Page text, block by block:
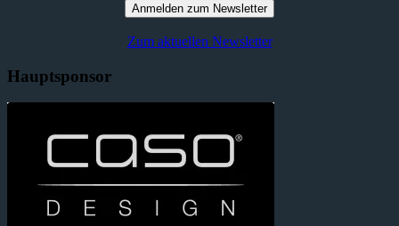
Anmelden zum Newsletter
Zum aktuellen Newsletter
Hauptsponsor